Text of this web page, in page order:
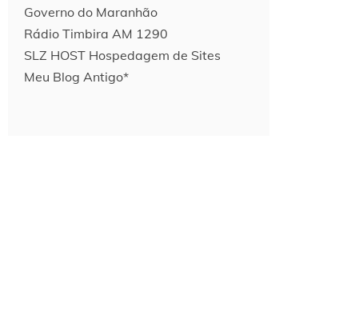
Governo do Maranhão
Rádio Timbira AM 1290
SLZ HOST Hospedagem de Sites
Meu Blog Antigo*